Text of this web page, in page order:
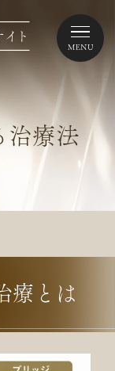
治療法
療とは